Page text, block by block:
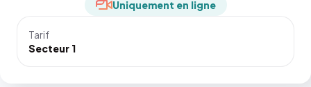
Uniquement en ligne
Tarif
Secteur 1